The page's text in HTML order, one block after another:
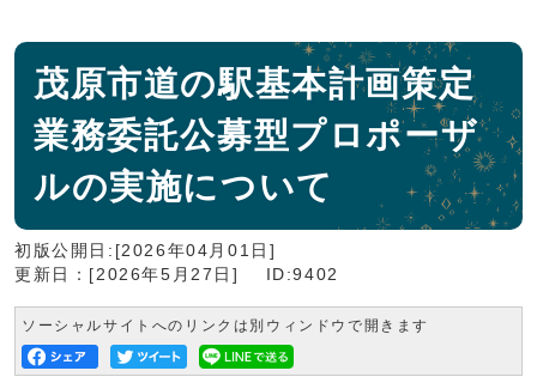
茂原市道の駅基本計画策定
業務委託公募型プロポーザ
ルの実施について
初版公開日:[2026年04月01日]
更新日：[2026年5月27日]
ID:9402
ソーシャルサイトへのリンクは別ウィンドウで開きます